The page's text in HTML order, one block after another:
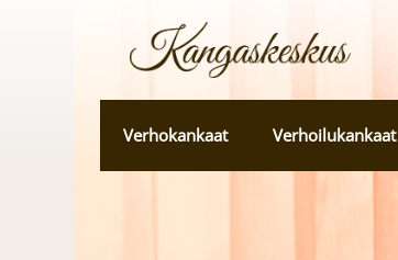
Verhokankaat Verhoilukankaat